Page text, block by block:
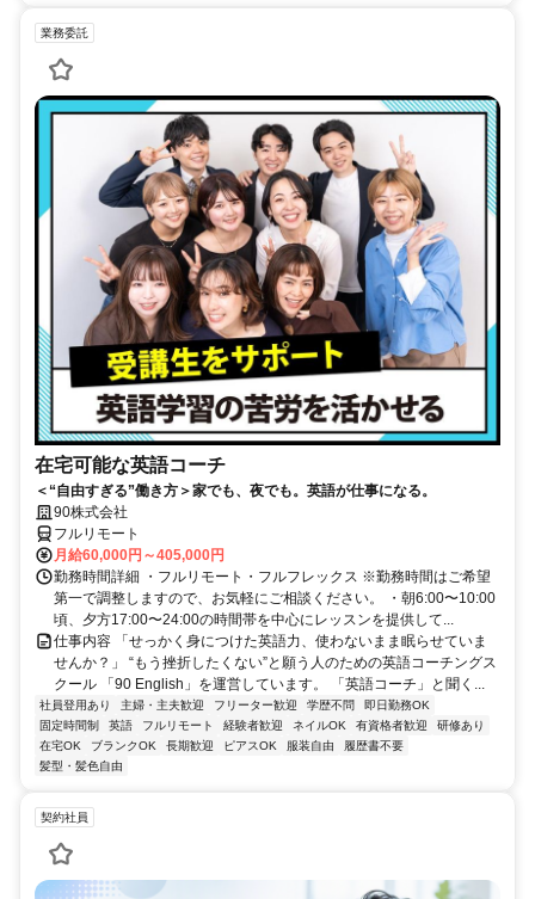
業務委託
在宅可能な英語コーチ
＜“自由すぎる”働き方＞家でも、夜でも。英語が仕事になる。
90株式会社
フルリモート
月給60,000円～405,000円
勤務時間詳細 ・フルリモート・フルフレックス ※勤務時間はご希望
第一で調整しますので、お気軽にご相談ください。 ・朝6:00〜10:00
頃、夕方17:00〜24:00の時間帯を中心にレッスンを提供して...
仕事内容 「せっかく身につけた英語力、使わないまま眠らせていま
せんか？」 “もう挫折したくない”と願う人のための英語コーチングス
クール 「90 English」を運営しています。 「英語コーチ」と聞く...
社員登用あり 主婦・主夫歓迎 フリーター歓迎 学歴不問
即日勤務OK
固定時間制
英語 フルリモート 経験者歓迎 ネイルOK 有資格者歓迎
研修あり
在宅OK
ブランクOK 長期歓迎 ピアスOK 服装自由
履歴書不要
髪型・髪色自由
契約社員